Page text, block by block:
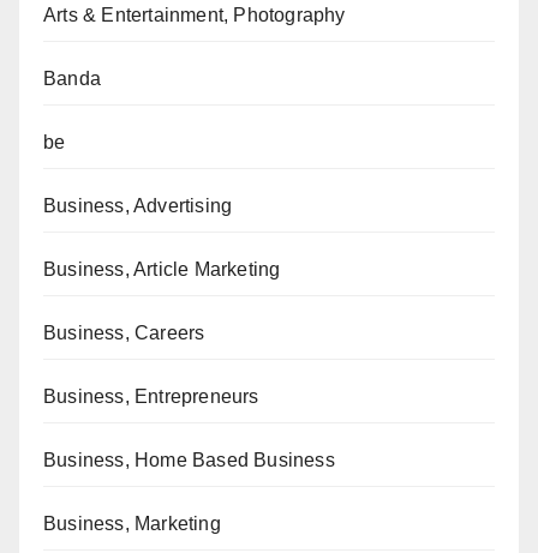
Arts & Entertainment, Photography
Banda
be
Business, Advertising
Business, Article Marketing
Business, Careers
Business, Entrepreneurs
Business, Home Based Business
Business, Marketing